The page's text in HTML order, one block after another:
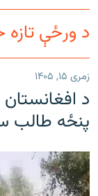
د ورځې تازه
زمری ۱۵, ۱۴۰۵
د
پنځه طالب